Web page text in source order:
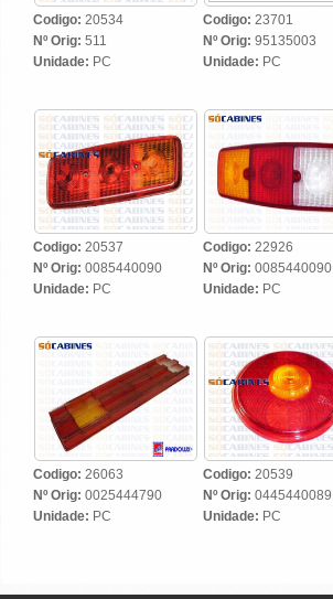
Codigo: 20534
Nº Orig: 511
Unidade: PC
Codigo: 23701
Nº Orig: 95135003
Unidade: PC
Codigo: 20537
Nº Orig: 0085440090
Unidade: PC
Codigo: 22926
Nº Orig: 0085440090
Unidade: PC
Codigo: 26063
Nº Orig: 0025444790
Unidade: PC
Codigo: 20539
Nº Orig: 0445440089
Unidade: PC